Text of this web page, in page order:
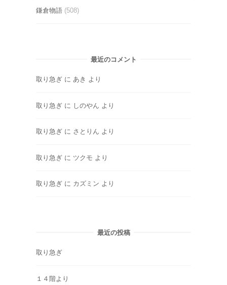
鎌倉物語 (508)
最近のコメント
取り急ぎ に あき より
取り急ぎ に しのやん より
取り急ぎ に さとりん より
取り急ぎ に ツクモ より
取り急ぎ に カズミン より
最近の投稿
取り急ぎ
１４階より